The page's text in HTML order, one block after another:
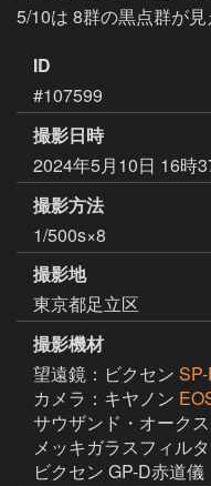
5/10は 8群の黒点群が見
ID
#107599
撮影日時
2024年5月10日 16時
撮影方法
1/500s×8
撮影地
東京都足立区
撮影機材
望遠鏡：ビクセン
カメラ：キヤノン
サウザンド・オーク
メッキガラスフィル
ビクセン GP-D赤道儀